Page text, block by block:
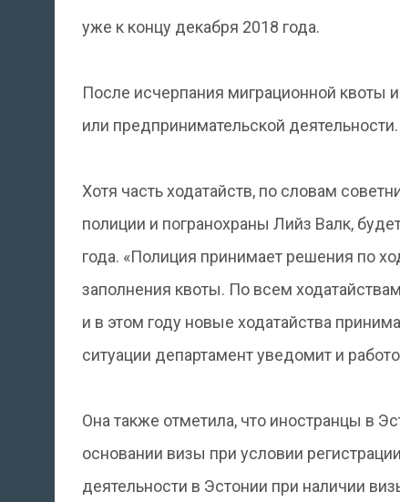
уже к концу декабря 2018 года.
После исчерпания миграционной квоты
или предпринимательской деятельности.
Хотя часть ходатайств, по словам
полиции и погранохраны Лийз Валк,
года. «Полиция принимает решения по
заполнения квоты. По всем
и в этом году новые ходатайства
ситуации департамент уведомит и
Она также отметила, что иностранцы в
основании визы при условии
деятельности в Эстонии при наличии